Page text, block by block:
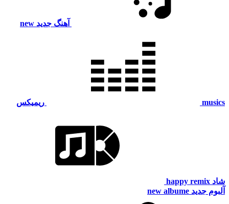
آهنگ جدید new
musics ریمیکس
شاد happy remix
آلبوم جدید new albume